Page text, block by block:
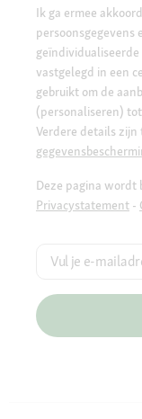
Ik ga ermee
persoonsgegevens
vastgelegd in een
gebruikt om de
(personaliseren)
Verdere details zijn
Deze pagina wordt
Privacystatement -
Vul je e-